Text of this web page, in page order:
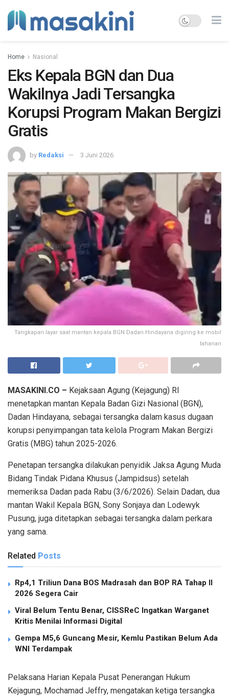
Home Nasional
Eks Kepala BGN dan Dua
Wakilnya Jadi Tersangka
Korupsi Program Makan Bergizi
Gratis
by Redaksi 3 Juni 2026
Tangkapan layar saat mantan kepala BGN Dadan Hindayana digiring ke mobil
tahanan
MASAKINI.CO – Kejaksaan Agung (Kejagung) RI
menetapkan mantan Kepala Badan Gizi Nasional (BGN),
Dadan Hindayana, sebagai tersangka dalam kasus dugaan
korupsi penyimpangan tata kelola Program Makan Bergizi
Gratis (MBG) tahun 2025-2026.
Penetapan tersangka dilakukan penyidik Jaksa Agung Muda
Bidang Tindak Pidana Khusus (Jampidsus) setelah
memeriksa Dadan pada Rabu (3/6/2026). Selain Dadan, dua
mantan Wakil Kepala BGN, Sony Sonjaya dan Lodewyk
Pusung, juga ditetapkan sebagai tersangka dalam perkara
yang sama.
Related Posts
Rp4,1 Triliun Dana BOS Madrasah dan BOP RA Tahap II
2026 Segera Cair
Viral Belum Tentu Benar, CISSReC Ingatkan Warganet
Kritis Menilai Informasi Digital
Gempa M5,6 Guncang Mesir, Kemlu Pastikan Belum Ada
WNI Terdampak
Pelaksana Harian Kepala Pusat Penerangan Hukum
Kejagung, Mochamad Jeffry, mengatakan ketiga tersangka